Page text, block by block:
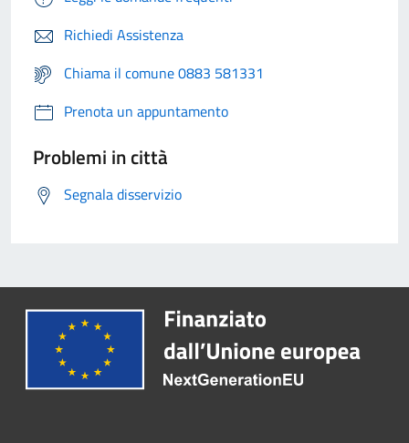
Richiedi Assistenza
Chiama il comune 0883 581331
Prenota un appuntamento
Problemi in città
Segnala disservizio